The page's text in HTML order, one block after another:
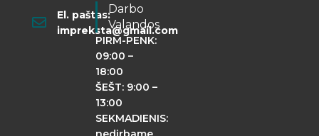
El. paštas:
impreksta@gmail.com
Darbo
Valandos
PIRM-PENK:
09:00 –
18:00
ŠEŠT: 9:00 –
13:00
SEKMADIENIS: